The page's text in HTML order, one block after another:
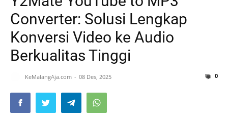
Converter: Solusi Lengkap
Konversi Video ke Audio
Berkualitas Tinggi
KeMalangAja.com 08 Des, 2025 0